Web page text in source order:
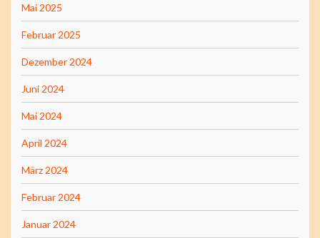
Mai 2025
Februar 2025
Dezember 2024
Juni 2024
Mai 2024
April 2024
März 2024
Februar 2024
Januar 2024